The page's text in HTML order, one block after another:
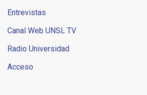
Entrevistas
Canal Web UNSL TV
Radio Universidad
Acceso